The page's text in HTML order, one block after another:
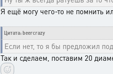
Я ещё могу чего-то не помнить
Цитата: beercrazy
Если нет, то я бы предложил
Так и сделаем, поставим 20